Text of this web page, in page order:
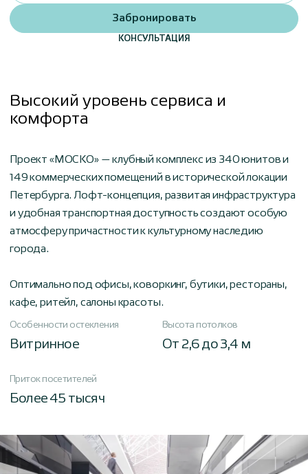
Забронировать
КОНСУЛЬТАЦИЯ
Высокий уровень сервиса и
комфорта
Проект «МОСКО» — клубный комплекс из 340 юнитов и
149 коммерческих помещений в исторической локации
Петербурга. Лофт-концепция, развитая инфраструктура
и удобная транспортная доступность создают особую
атмосферу причастности к культурному наследию
города.
Оптимально под офисы, коворкинг, бутики, рестораны,
кафе, ритейл, салоны красоты.
Особенности остекления
Витринное
Высота потолков
От 2,6 до 3,4 м
Приток посетителей
Более 45 тысяч